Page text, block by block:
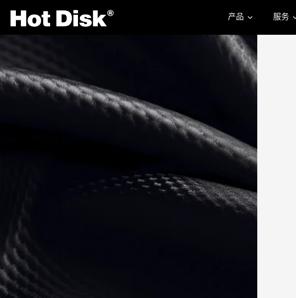
Site Navigation
产品 服务